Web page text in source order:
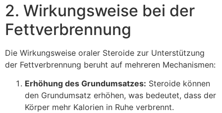
2. Wirkungsweise bei der
Fettverbrennung
Die Wirkungsweise oraler Steroide zur Unterstützung
der Fettverbrennung beruht auf mehreren Mechanismen:
Erhöhung des Grundumsatzes: Steroide können
den Grundumsatz erhöhen, was bedeutet, dass der
Körper mehr Kalorien in Ruhe verbrennt.